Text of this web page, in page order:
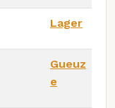
Lager
Gueuz
e